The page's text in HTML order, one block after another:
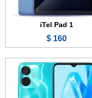
iTel Pad 1
160 $
5.0 بوصة - IPS LCD
الداخلية: